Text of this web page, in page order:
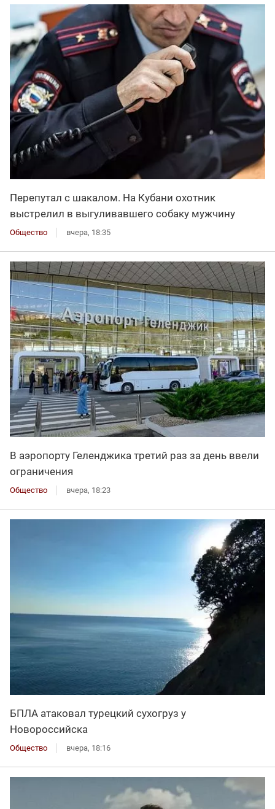
Перепутал с шакалом. На Кубани охотник
выстрелил в выгуливавшего собаку мужчину
Общество вчера, 18:35
В аэропорту Геленджика третий раз за день ввели
ограничения
Общество вчера, 18:23
БПЛА атаковал турецкий сухогруз у
Новороссийска
Общество вчера, 18:16